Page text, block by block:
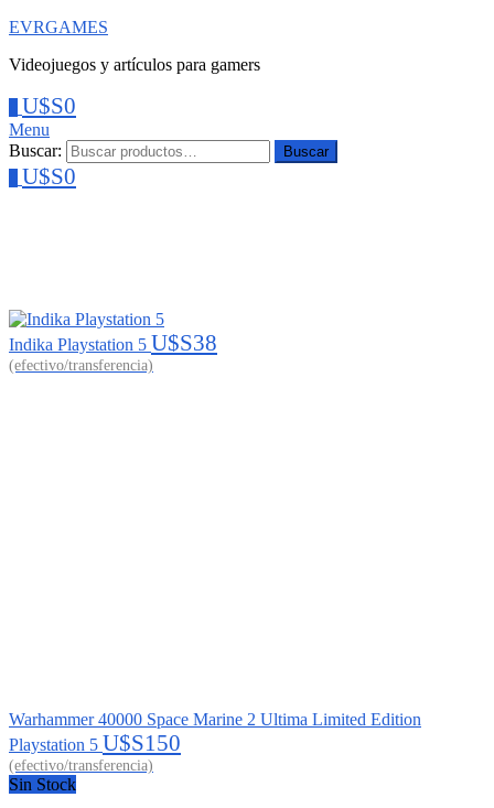
EVRGAMES
Videojuegos y artículos para gamers
U$S0
Menu
Buscar:
Buscar
U$S0
Indika Playstation 5 U$S38
Warhammer 40000 Space Marine 2 Ultima Limited Edition
Playstation 5 U$S150
Sin Stock